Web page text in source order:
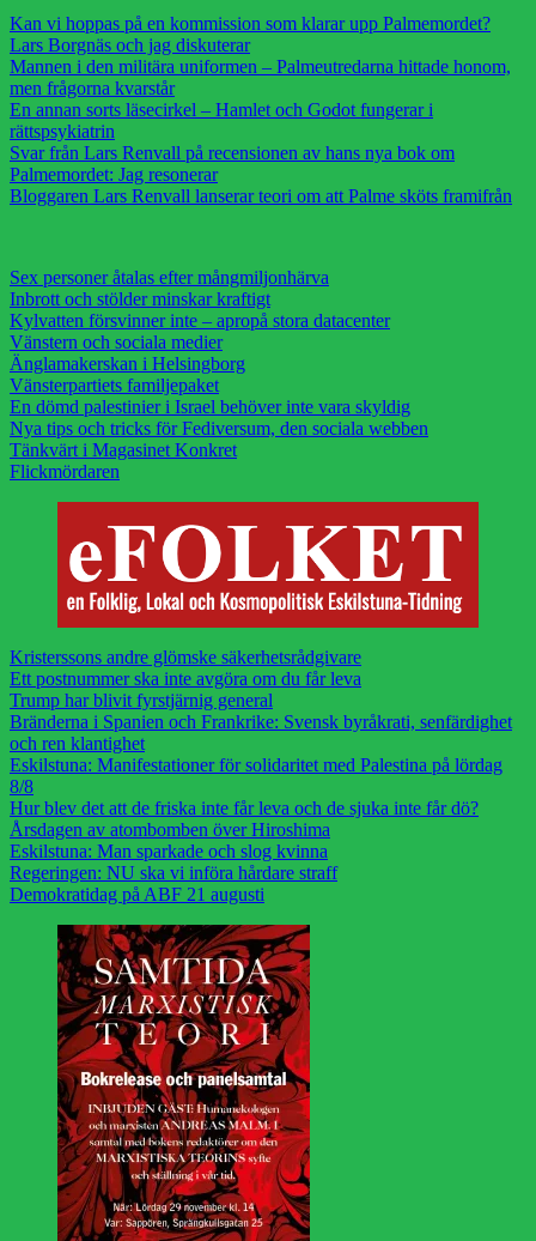
Kan vi hoppas på en kommission som klarar upp Palmemordet?
Lars Borgnäs och jag diskuterar
Mannen i den militära uniformen – Palmeutredarna hittade honom,
men frågorna kvarstår
En annan sorts läsecirkel – Hamlet och Godot fungerar i
rättspsykiatrin
Svar från Lars Renvall på recensionen av hans nya bok om
Palmemordet: Jag resonerar
Bloggaren Lars Renvall lanserar teori om att Palme sköts framifrån
Sex personer åtalas efter mångmiljonhärva
Inbrott och stölder minskar kraftigt
Kylvatten försvinner inte – apropå stora datacenter
Vänstern och sociala medier
Änglamakerskan i Helsingborg
Vänsterpartiets familjepaket
En dömd palestinier i Israel behöver inte vara skyldig
Nya tips och tricks för Fediversum, den sociala webben
Tänkvärt i Magasinet Konkret
Flickmördaren
Kristerssons andre glömske säkerhetsrådgivare
Ett postnummer ska inte avgöra om du får leva
Trump har blivit fyrstjärnig general
Bränderna i Spanien och Frankrike: Svensk byråkrati, senfärdighet
och ren klantighet
Eskilstuna: Manifestationer för solidaritet med Palestina på lördag
8/8
Hur blev det att de friska inte får leva och de sjuka inte får dö?
Årsdagen av atombomben över Hiroshima
Eskilstuna: Man sparkade och slog kvinna
Regeringen: NU ska vi införa hårdare straff
Demokratidag på ABF 21 augusti